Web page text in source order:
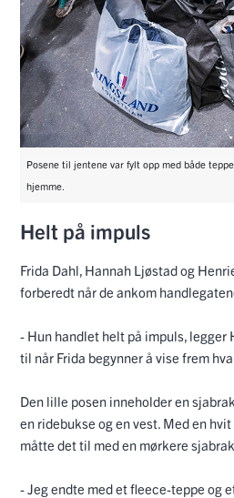
Posene til jentene var fylt opp med både
hjemme.
Helt på impuls
Frida Dahl, Hannah Ljøstad og
forberedt når de ankom
- Hun handlet helt på impuls,
til når Frida begynner å vise frem
Den lille posen inneholder en
en ridebukse og en vest. Med en
måtte det til med en mørkere
- Jeg endte med et fleece-teppe og